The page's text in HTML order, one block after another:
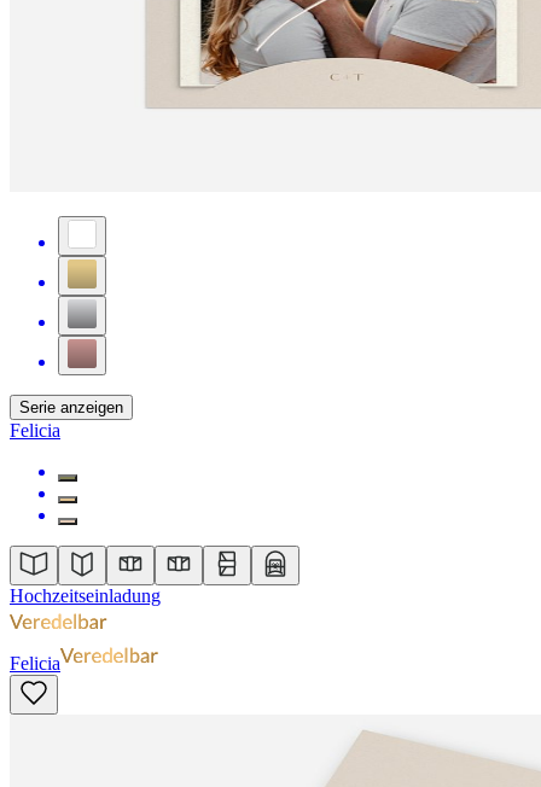
Serie anzeigen
Felicia
Hochzeitseinladung
Felicia